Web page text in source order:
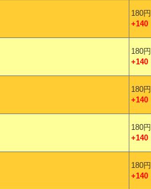
180円
+140
180円
+140
180円
+140
180円
+140
180円
+140